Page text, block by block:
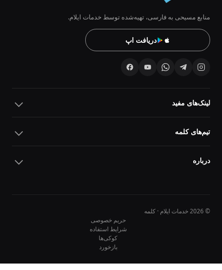
منابع مسیحی به فارسی، تهیه‌شده توسط خدمات ایلام.
دریافت اپ
لینک‌های مفید
تیم‌های کلمه
درباره
© 2026 خدمات ایلام · کلمه
حریم خصوصی
شرایط استفاده
کوکی‌ها
بازخورد
10